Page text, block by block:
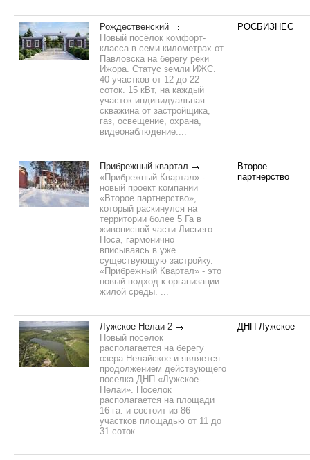
Рождественский
Новый посёлок комфорт-
класса в семи километрах от
Павловска на берегу реки
Ижора. Статус земли ИЖС.
40 участков от 12 до 22
соток. 15 кВт, на каждый
участок индивидуальная
скважина от застройщика,
газ, освещение, охрана,
видеонаблюдение....
РОСБИЗНЕС
Прибрежный квартал
«Прибрежный Квартал» -
новый проект компании
«Второе партнерство»,
который раскинулся на
территории более 5 Га в
живописной части Лисьего
Носа, гармонично
вписываясь в уже
существующую застройку.
«Прибрежный Квартал» - это
новый подход к организации
жилой среды. ...
Второе
партнерство
Лужское-Нелаи-2
Новый поселок
располагается на берегу
озера Нелайское и является
продолжением действующего
поселка ДНП «Лужское-
Нелаи». Поселок
располагается на площади
16 га. и состоит из 86
участков площадью от 11 до
31 соток....
ДНП Лужское